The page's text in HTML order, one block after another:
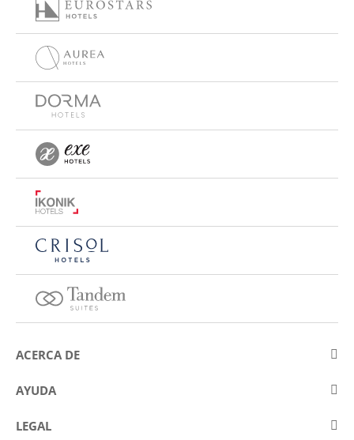
ACERCA DE
Sobre Eurostars Hotel Company
Concursos
AYUDA
Contactar
LEGAL